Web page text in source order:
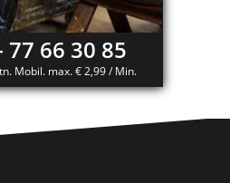
77 66 30 85
Mobil. max. € 2,99 / Min.